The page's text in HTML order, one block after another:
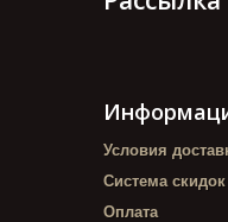
Условия
Система скидок
Оплата